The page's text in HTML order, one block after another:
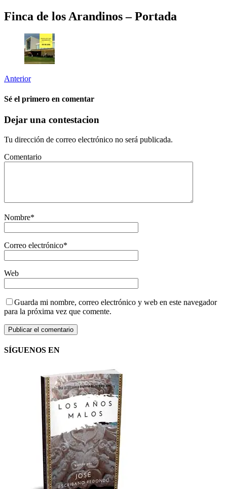
Finca de los Arandinos – Portada
Anterior
Sé el primero en comentar
Dejar una contestacion
Tu dirección de correo electrónico no será publicada.
Comentario
Nombre*
Correo electrónico*
Web
Guarda mi nombre, correo electrónico y web en este navegador
para la próxima vez que comente.
SÍGUENOS EN